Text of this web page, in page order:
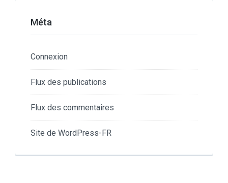
Méta
Connexion
Flux des publications
Flux des commentaires
Site de WordPress-FR